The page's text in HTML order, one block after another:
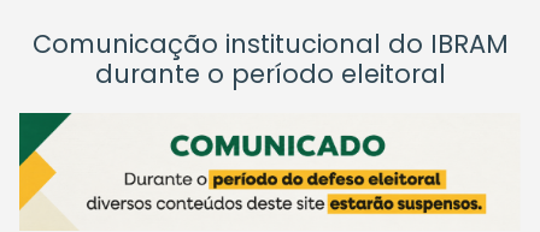
Comunicação institucional do IBRAM
durante o período eleitoral